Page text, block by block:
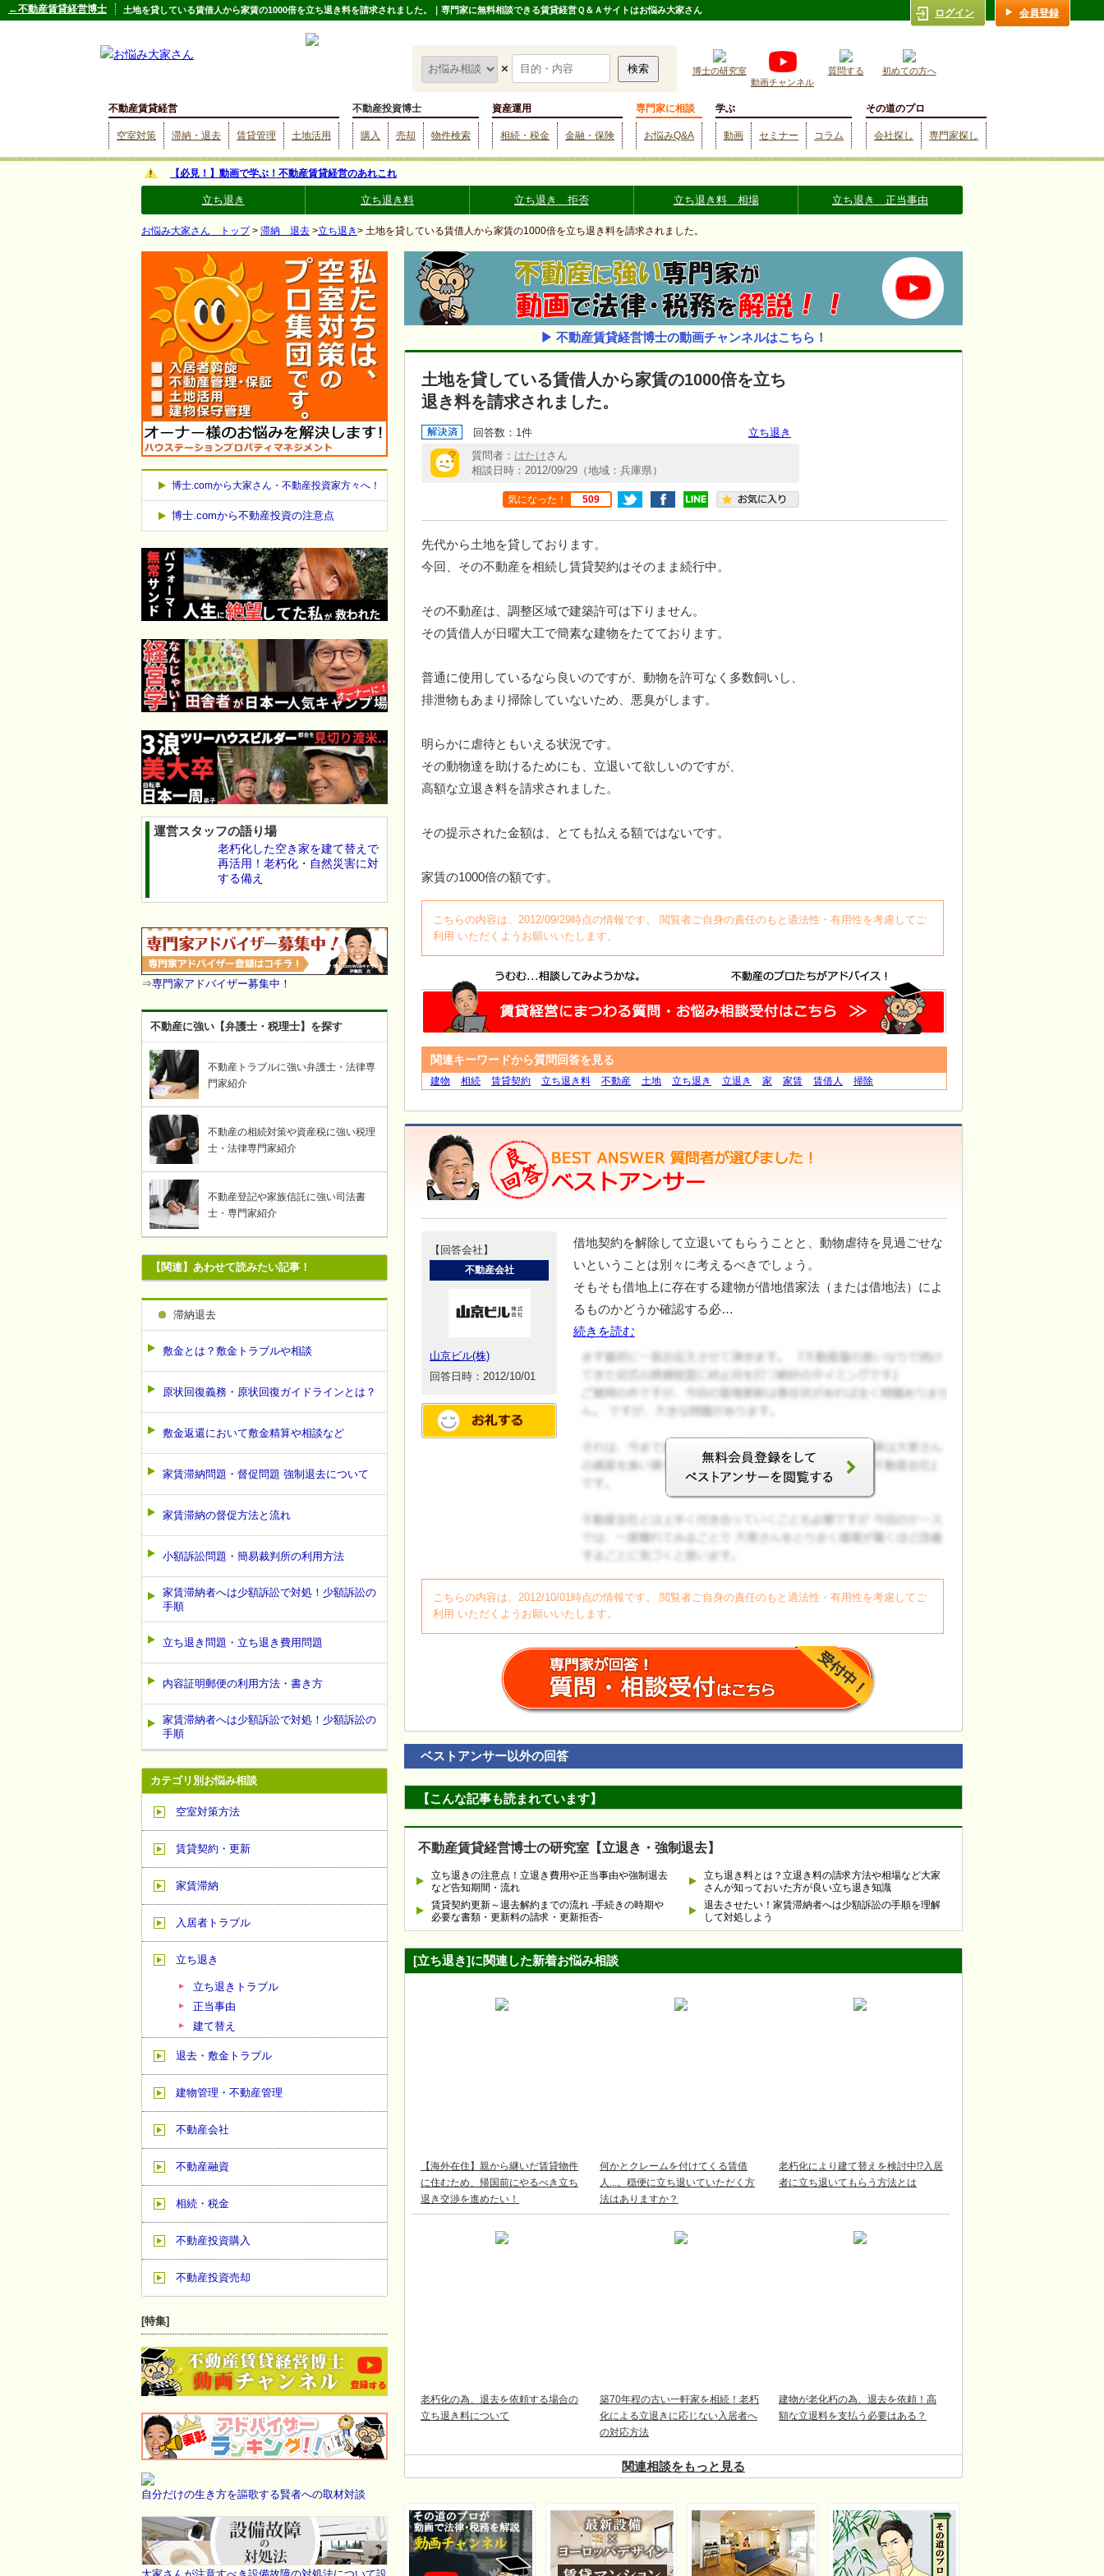
土地を貸している賃借人から家賃の1000倍を立ち退き料を請求されました。｜専門家に無料相談できる賃貸経営Ｑ＆Ａサイトはお悩み大家さん
×
博士の研究室
動画チャンネル
質問する 初めての方へ
不動産賃貸経営
空室対策 滞納・退去 賃貸管理 土地活用
不動産投資博士
購入 売却 物件検索
資産運用
相続・税金 金融・保険
専門家に相談
お悩みQ&A
学ぶ
動画 セミナー コラム
その道のプロ
会社探し 専門家探し
←不動産賃貸経営博士 ログイン 会員登録
【必見！】動画で学ぶ！不動産賃貸経営のあれこれ
立ち退き 立ち退き料 立ち退き 拒否 立ち退き料 相場 立ち退き 正当事由
お悩み大家さん トップ> 滞納 退去 >立ち退き> 土地を貸している賃借人から家賃の1000倍を立ち退き料を請求されました。
▶ 不動産賃貸経営博士の動画チャンネルはこちら！
土地を貸している賃借人から家賃の1000倍を立ち
退き料を請求されました。
回答数：1件
立ち退き
質問者： はたけさん
相談日時：2012/09/29（地域：兵庫県）
気になった！ 509
先代から土地を貸しております。
今回、その不動産を相続し賃貸契約はそのまま続行中。
その不動産は、調整区域で建築許可は下りません。
その賃借人が日曜大工で簡素な建物をたてております。
普通に使用しているなら良いのですが、動物を許可なく多数飼いし、
排泄物もあまり掃除していないため、悪臭がします。
明らかに虐待ともいえる状況です。
その動物達を助けるためにも、立退いて欲しいのですが、
高額な立退き料を請求されました。
その提示された金額は、とても払える額ではないです。
家賃の1000倍の額です。
こちらの内容は、2012/09/29時点の情報です。 閲覧者ご自身の責任のもと適法性・有用性を考慮してご
利用 いただくようお願いいたします。
関連キーワードから質問回答を見る
建物 相続 賃貸契約 立ち退き料 不動産 土地 立ち退き 立退き 家 家賃 賃借人 掃除
【回答会社】
不動産会社
山京ビル(株)
回答日時：2012/10/01
借地契約を解除して立退いてもらうことと、動物虐待を見過ごせな
いということは別々に考えるべきでしょう。
そもそも借地上に存在する建物が借地借家法（または借地法）によ
るものかどうか確認する必…
続きを読む
ログイン
こちらの内容は、2012/10/01時点の情報です。 閲覧者ご自身の責任のもと適法性・有用性を考慮してご
利用 いただくようお願いいたします。
ベストアンサー以外の回答
【こんな記事も読まれています】
不動産賃貸経営博士の研究室【立退き・強制退去】
立ち退きの注意点！立退き費用や正当事由や強制退去
など告知期間・流れ
立ち退き料とは？立退き料の請求方法や相場など大家
さんが知っておいた方が良い立ち退き知識
賃貸契約更新～退去解約までの流れ -手続きの時期や
必要な書類・更新料の請求・更新拒否-
退去させたい！家賃滞納者へは少額訴訟の手順を理解
して対処しよう
[立ち退き]に関連した新着お悩み相談
【海外在住】親から継いだ賃貸物件
に住むため、帰国前にやるべき立ち
退き交渉を進めたい！
何かとクレームを付けてくる賃借
人...。穏便に立ち退いていただく方
法はありますか？
老朽化により建て替えを検討中⁉入居
者に立ち退いてもらう方法とは
老朽化の為、退去を依頼する場合の
立ち退き料について
築70年程の古い一軒家を相続！老朽
化による立退きに応じない入居者へ
の対応方法
建物が老化朽の為、退去を依頼！高
額な立退料を支払う必要はある？
関連相談をもっと見る
博士.comから大家さん・不動産投資家方々へ！
博士.comから不動産投資の注意点
運営スタッフの語り場
老朽化した空き家を建て替えで
再活用！老朽化・自然災害に対
する備え
⇒専門家アドバイザー募集中！
不動産に強い【弁護士・税理士】を探す
不動産トラブルに強い弁護士・法律専
門家紹介
不動産の相続対策や資産税に強い税理
士・法律専門家紹介
不動産登記や家族信託に強い司法書
士・専門家紹介
【関連】あわせて読みたい記事！
滞納退去
敷金とは？敷金トラブルや相談
原状回復義務・原状回復ガイドラインとは？
敷金返還において敷金精算や相談など
家賃滞納問題・督促問題 強制退去について
家賃滞納の督促方法と流れ
小額訴訟問題・簡易裁判所の利用方法
家賃滞納者へは少額訴訟で対処！少額訴訟の
手順
立ち退き問題・立ち退き費用問題
内容証明郵便の利用方法・書き方
家賃滞納者へは少額訴訟で対処！少額訴訟の
手順
カテゴリ別お悩み相談
空室対策方法
賃貸契約・更新
家賃滞納
入居者トラブル
立ち退き
立ち退きトラブル
正当事由
建て替え
退去・敷金トラブル
建物管理・不動産管理
不動産会社
不動産融資
相続・税金
不動産投資購入
不動産投資売却
[特集]
自分だけの生き方を謳歌する賢者への取材対談